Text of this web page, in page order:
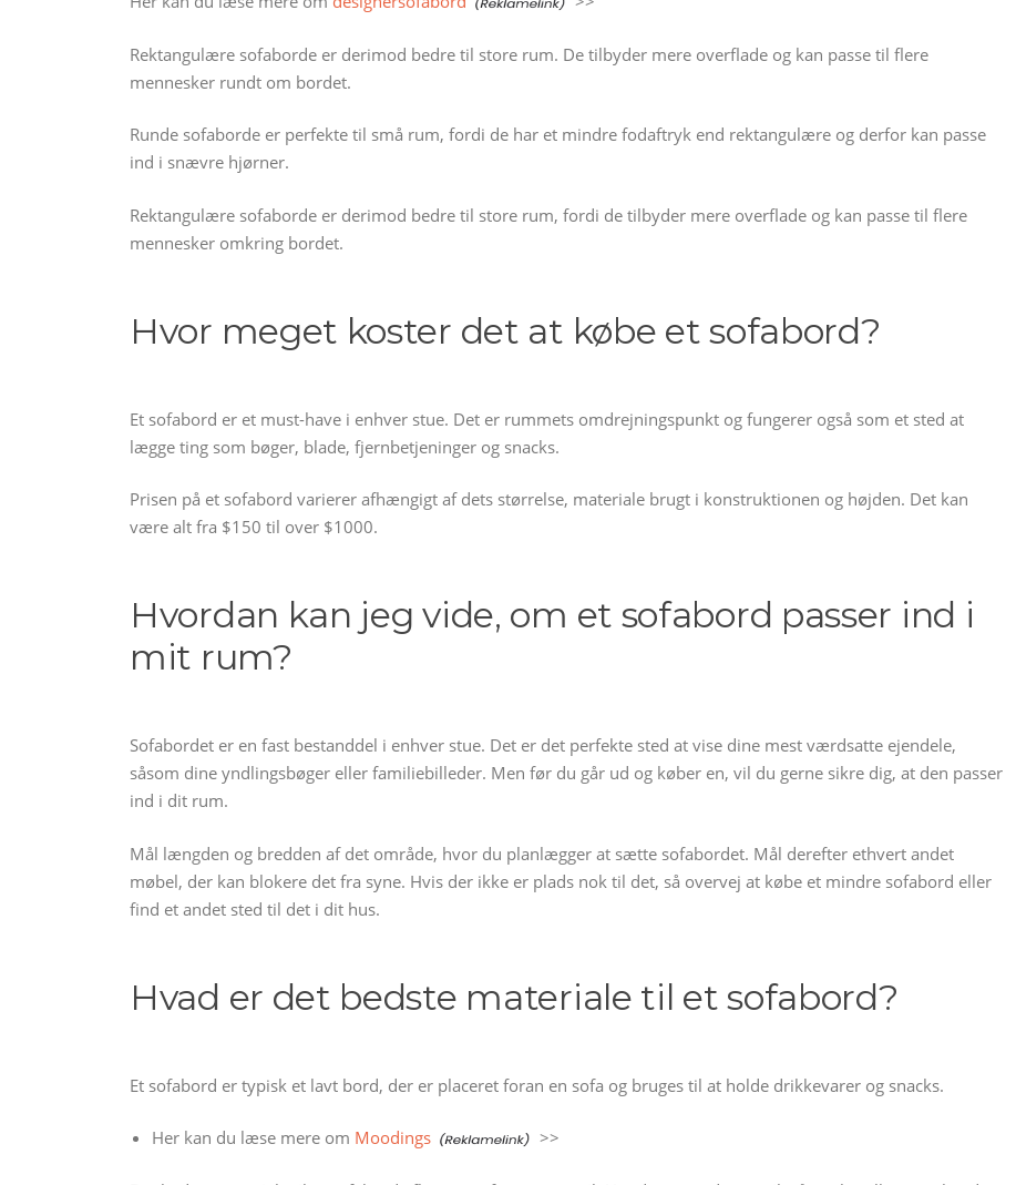
Rektangulære sofaborde er derimod bedre til store rum. De tilbyder mere overflade og kan passe til flere
mennesker rundt om bordet.
Runde sofaborde er perfekte til små rum, fordi de har et mindre fodaftryk end rektangulære og derfor kan passe
ind i snævre hjørner.
Rektangulære sofaborde er derimod bedre til store rum, fordi de tilbyder mere overflade og kan passe til flere
mennesker omkring bordet.
Hvor meget koster det at købe et sofabord?
Et sofabord er et must-have i enhver stue. Det er rummets omdrejningspunkt og fungerer også som et sted at
lægge ting som bøger, blade, fjernbetjeninger og snacks.
Prisen på et sofabord varierer afhængigt af dets størrelse, materiale brugt i konstruktionen og højden. Det kan
være alt fra $150 til over $1000.
Hvordan kan jeg vide, om et sofabord passer ind i
mit rum?
Sofabordet er en fast bestanddel i enhver stue. Det er det perfekte sted at vise dine mest værdsatte ejendele,
såsom dine yndlingsbøger eller familiebilleder. Men før du går ud og køber en, vil du gerne sikre dig, at den passer
ind i dit rum.
Mål længden og bredden af det område, hvor du planlægger at sætte sofabordet. Mål derefter ethvert andet
møbel, der kan blokere det fra syne. Hvis der ikke er plads nok til det, så overvej at købe et mindre sofabord eller
find et andet sted til det i dit hus.
Hvad er det bedste materiale til et sofabord?
Et sofabord er typisk et lavt bord, der er placeret foran en sofa og bruges til at holde drikkevarer og snacks.
Her kan du læse mere om Moodings >>